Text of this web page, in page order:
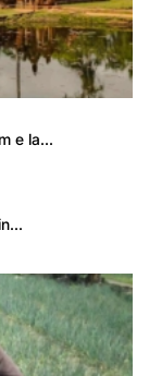
e la...